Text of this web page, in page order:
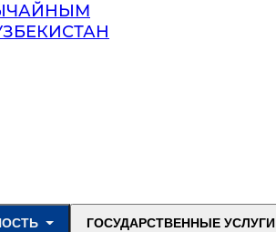
ГОСУДАРСТВЕННЫЕ УСЛУГИ